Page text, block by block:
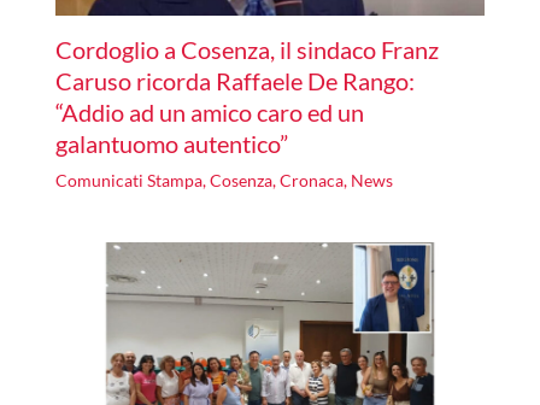
Cordoglio a Cosenza, il sindaco Franz
Caruso ricorda Raffaele De Rango:
“Addio ad un amico caro ed un
galantuomo autentico”
Comunicati Stampa,Cosenza,Cronaca, News